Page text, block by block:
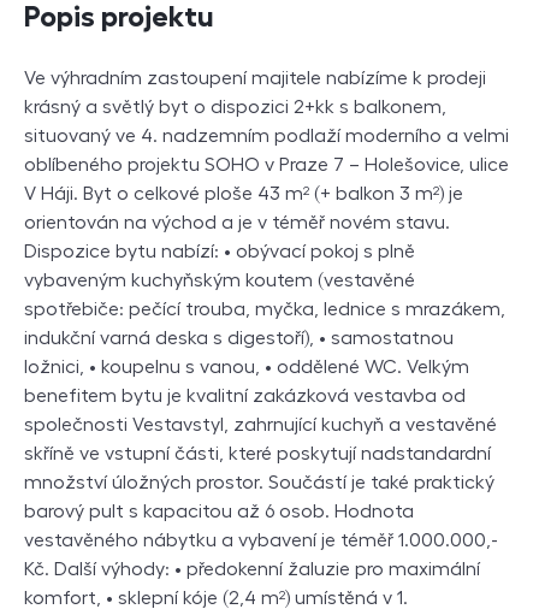
Popis projektu
Ve výhradním zastoupení majitele nabízíme k prodeji
krásný a světlý byt o dispozici 2+kk s balkonem,
situovaný ve 4. nadzemním podlaží moderního a velmi
oblíbeného projektu SOHO v Praze 7 – Holešovice, ulice
V Háji. Byt o celkové ploše 43 m² (+ balkon 3 m²) je
orientován na východ a je v téměř novém stavu.
Dispozice bytu nabízí: • obývací pokoj s plně
vybaveným kuchyňským koutem (vestavěné
spotřebiče: pečící trouba, myčka, lednice s mrazákem,
indukční varná deska s digestoří), • samostatnou
ložnici, • koupelnu s vanou, • oddělené WC. Velkým
benefitem bytu je kvalitní zakázková vestavba od
společnosti Vestavstyl, zahrnující kuchyň a vestavěné
skříně ve vstupní části, které poskytují nadstandardní
množství úložných prostor. Součástí je také praktický
barový pult s kapacitou až 6 osob. Hodnota
vestavěného nábytku a vybavení je téměř 1.000.000,-
Kč. Další výhody: • předokenní žaluzie pro maximální
komfort, • sklepní kóje (2,4 m²) umístěná v 1.